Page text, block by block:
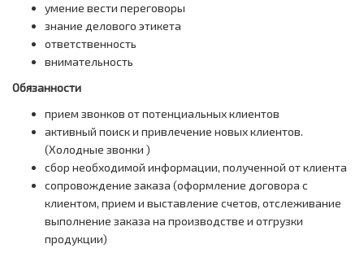
умение вести переговоры
знание делового этикета
ответственность
внимательность
Обязанности
прием звонков от потенциальных клиентов
активный поиск и привлечение новых клиентов.
(Холодные звонки )
сбор необходимой информации, полученной от клиента
сопровождение заказа (оформление договора с
клиентом, прием и выставление счетов, отслеживание
выполнение заказа на производстве и отгрузки
продукции)